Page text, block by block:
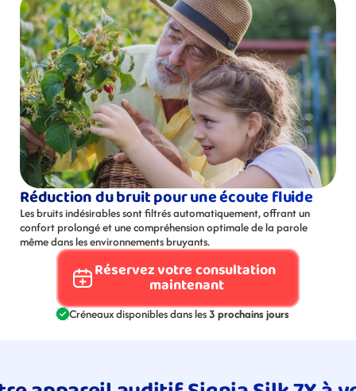
Réduction du bruit pour une écoute fluide
Les bruits indésirables sont filtrés automatiquement, offrant un
confort prolongé et une compréhension optimale de la parole
même dans les environnements bruyants.
Réservez votre consultation
maintenant
Créneaux disponibles dans les 3 prochains jours